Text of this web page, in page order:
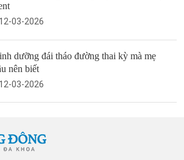
12-03-2026
dưỡng đái tháo đường thai kỳ mà mẹ
nên biết
12-03-2026